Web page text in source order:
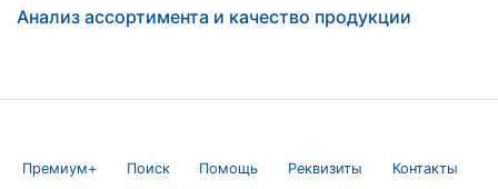
Анализ ассортимента и качество продукции
Премиум+ Поиск Помощь Реквизиты Контакты